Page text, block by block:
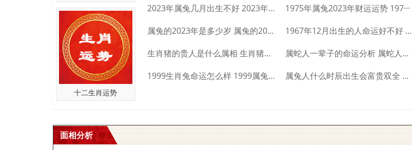
十二生肖运势
2023年属兔几月出生不好 2023年属···
1975年属兔2023年财运运势 197···
属兔的2023年是多少岁 属兔的2023···
1967年12月出生的人命运好不好 19···
生肖猪的贵人是什么属相 生肖猪一生的贵人···
属蛇人一辈子的命运分析 属蛇人一生命运如···
1999生肖兔命运怎么样 1999属兔人···
属兔人什么时辰出生会富贵双全 属兔人富贵···
面相分析